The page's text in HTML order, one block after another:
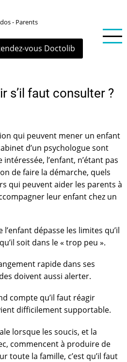
- Parents
vous Doctolib
s’il faut consulter ?
qui peuvent mener un enfant
d’un psychologue sont
l’enfant, n’étant pas
de faire la démarche, quels
qui peuvent aider les parents à
leur enfant chez un
dépasse les limites qu’il
soit dans le « trop peu ».
rapide dans ses
doivent aussi alerter.
compte qu’il faut réagir
difficilement supportable.
lorsque les soucis, et la
commencent à produire de
toute la famille, c’est qu’il faut